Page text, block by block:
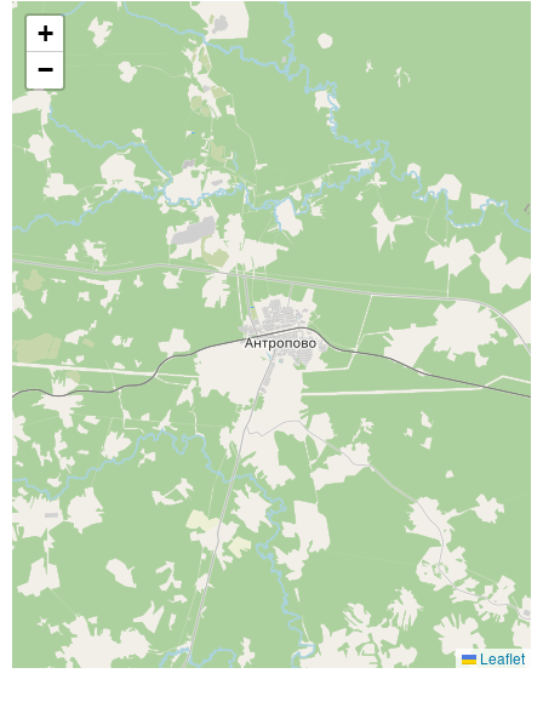
+
−
Leaflet